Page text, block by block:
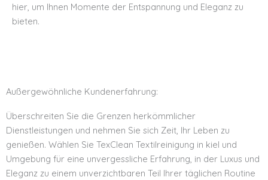
hier, um Ihnen Momente der Entspannung und Eleganz zu
bieten.
Außergewöhnliche Kundenerfahrung:
Überschreiten Sie die Grenzen herkömmlicher
Dienstleistungen und nehmen Sie sich Zeit, Ihr Leben zu
genießen. Wählen Sie TexClean Textilreinigung in kiel und
Umgebung für eine unvergessliche Erfahrung, in der Luxus und
Eleganz zu einem unverzichtbaren Teil Ihrer täglichen Routine